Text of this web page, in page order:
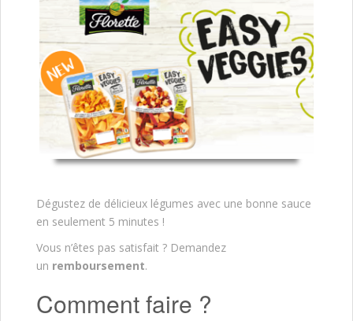
Dégustez de délicieux légumes avec une bonne sauce
en seulement 5 minutes !
Vous n’êtes pas satisfait ? Demandez
un remboursement.
Comment faire ?